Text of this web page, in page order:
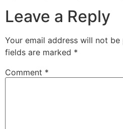
Leave a Reply
Your email address will not be
fields are marked *
Comment *